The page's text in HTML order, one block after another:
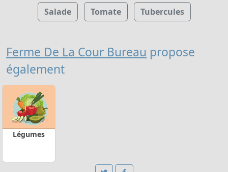
Salade Tomate Tubercules
Ferme De La Cour Bureau propose
également
Légumes